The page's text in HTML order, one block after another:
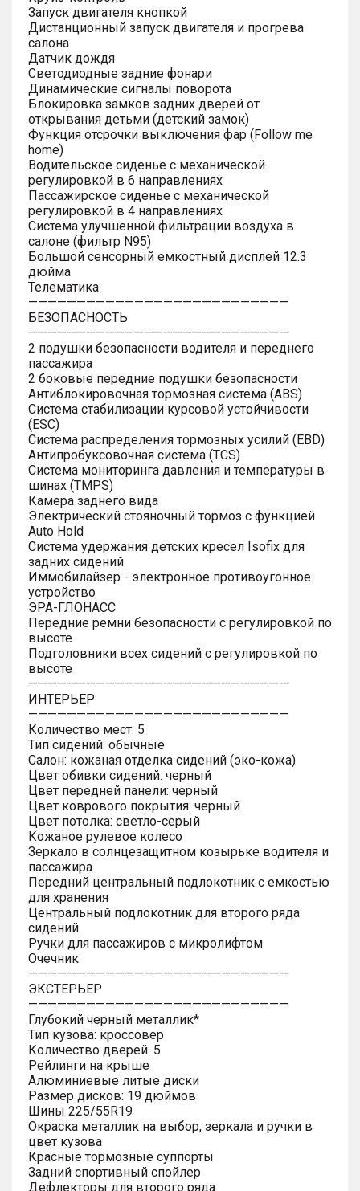
Запуск двигателя кнопкой
Дистанционный запуск двигателя и прогрева
салона
Датчик дождя
Светодиодные задние фонари
Динамические сигналы поворота
Блокировка замков задних дверей от
открывания детьми (детский замок)
Функция отсрочки выключения фар (Follow me
home)
Водительское сиденье с механической
регулировкой в 6 направлениях
Пассажирское сиденье с механической
регулировкой в 4 направлениях
Система улучшенной фильтрации воздуха в
салоне (фильтр N95)
Большой сенсорный емкостный дисплей 12.3
дюйма
Телематика
———————————————————————————
БЕЗОПАСНОСТЬ
———————————————————————————
2 подушки безопасности водителя и переднего
пассажира
2 боковые передние подушки безопасности
Антиблокировочная тормозная система (ABS)
Система стабилизации курсовой устойчивости
(ESC)
Система распределения тормозных усилий (EBD)
Антипробуксовочная система (TCS)
Система мониторинга давления и температуры в
шинах (TMPS)
Камера заднего вида
Электрический стояночный тормоз с функцией
Auto Hold
Система удержания детских кресел Isofix для
задних сидений
Иммобилайзер - электронное противоугонное
устройство
ЭРА-ГЛОНАСС
Передние ремни безопасности с регулировкой по
высоте
Подголовники всех сидений с регулировкой по
высоте
———————————————————————————
ИНТЕРЬЕР
———————————————————————————
Количество мест: 5
Тип сидений: обычные
Салон: кожаная отделка сидений (эко-кожа)
Цвет обивки сидений: черный
Цвет передней панели: черный
Цвет коврового покрытия: черный
Цвет потолка: светло-серый
Кожаное рулевое колесо
Зеркало в солнцезащитном козырьке водителя и
пассажира
Передний центральный подлокотник с емкостью
для хранения
Центральный подлокотник для второго ряда
сидений
Ручки для пассажиров с микролифтом
Очечник
———————————————————————————
ЭКСТЕРЬЕР
———————————————————————————
Глубокий черный металлик*
Тип кузова: кроссовер
Количество дверей: 5
Рейлинги на крыше
Алюминиевые литые диски
Размер дисков: 19 дюймов
Шины 225/55R19
Окраска металлик на выбор, зеркала и ручки в
цвет кузова
Красные тормозные суппорты
Задний спортивный спойлер
Дефлекторы для второго ряда